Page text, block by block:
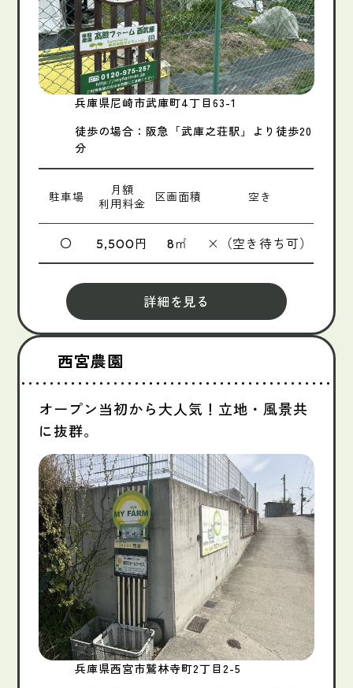
兵庫県尼崎市武庫町4丁目63-1
徒歩の場合：阪急「武庫之荘駅」より徒歩20
分
駐車場
月額
利用料金
区画面積 空き
〇 5,500円 8㎡ ×（空き待ち可）
詳細を見る
西宮農園
オープン当初から大人気！立地・風景共
に抜群。
兵庫県西宮市鷲林寺町2丁目2-5